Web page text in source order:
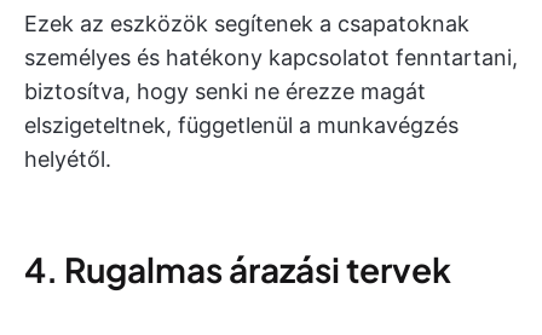
Ezek az eszközök segítenek a csapatoknak
személyes és hatékony kapcsolatot fenntartani,
biztosítva, hogy senki ne érezze magát
elszigeteltnek, függetlenül a munkavégzés
helyétől.
4. Rugalmas árazási tervek